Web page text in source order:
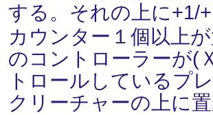
する。それの上に+1/
カウンター１個以上
のコントローラーが(
トロールしているプ
クリーチャーの上に